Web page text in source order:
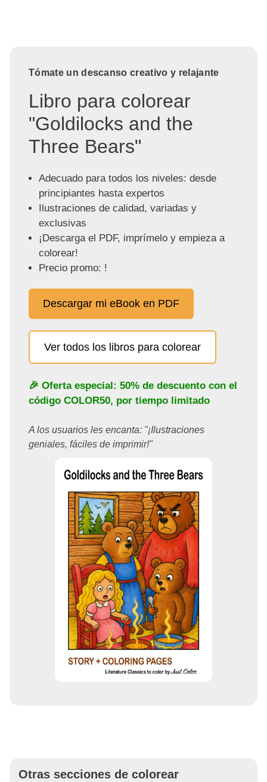
Tómate un descanso creativo y relajante
Libro para colorear
"Goldilocks and the
Three Bears"
Adecuado para todos los niveles: desde
principiantes hasta expertos
Ilustraciones de calidad, variadas y
exclusivas
¡Descarga el PDF, imprímelo y empieza a
colorear!
Precio promo: !
Descargar mi eBook en PDF
Ver todos los libros para colorear
🎉 Oferta especial: 50% de descuento con el
código COLOR50, por tiempo limitado
A los usuarios les encanta: "¡Ilustraciones
geniales, fáciles de imprimir!"
Otras secciones de colorear